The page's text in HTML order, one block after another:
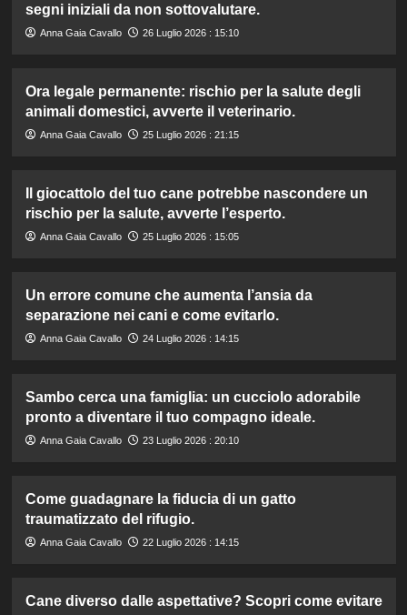
segni iniziali da non sottovalutare.
Anna Gaia Cavallo 26 Luglio 2026 : 15:10
Ora legale permanente: rischio per la salute degli
animali domestici, avverte il veterinario.
Anna Gaia Cavallo 25 Luglio 2026 : 21:15
Il giocattolo del tuo cane potrebbe nascondere un
rischio per la salute, avverte l’esperto.
Anna Gaia Cavallo 25 Luglio 2026 : 15:05
Un errore comune che aumenta l’ansia da
separazione nei cani e come evitarlo.
Anna Gaia Cavallo 24 Luglio 2026 : 14:15
Sambo cerca una famiglia: un cucciolo adorabile
pronto a diventare il tuo compagno ideale.
Anna Gaia Cavallo 23 Luglio 2026 : 20:10
Come guadagnare la fiducia di un gatto
traumatizzato del rifugio.
Anna Gaia Cavallo 22 Luglio 2026 : 14:15
Cane diverso dalle aspettative? Scopri come evitare